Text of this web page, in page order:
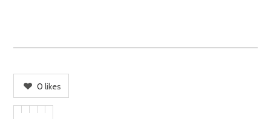
0 likes